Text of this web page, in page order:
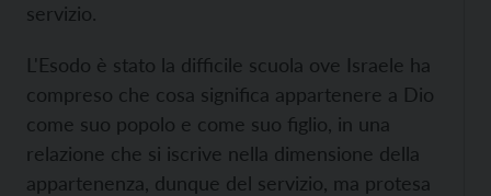
servizio.
L'Esodo è stato la difficile scuola ove Israele ha
compreso che cosa significa appartenere a Dio
come suo popolo e come suo figlio, in una
relazione che si iscrive nella dimensione della
appartenenza, dunque del servizio, ma protesa